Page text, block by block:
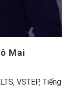
Mai
VSTEP, Tiếng